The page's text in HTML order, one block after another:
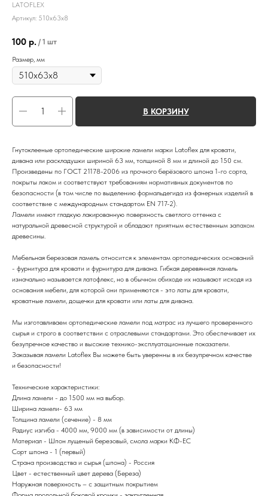
LATOFLEX
Артикул: 510х63х8
100 р. / 1 шт
Размер, мм
В КОРЗИНУ
Гнутоклееные ортопедические широкие ламели марки Latoflex для кровати,
дивана или раскладушки шириной 63 мм, толщиной 8 мм и длиной до 150 см.
Произведены по ГОСТ 21178-2006 из прочного берёзового шпона 1-го сорта,
покрыты лаком и соответствуют требованиям нормативных документов по
безопасности (в том числе по выделению формальдегида из фанерных изделий в
соответствие с международным стандартом EN 717-2).
Ламели имеют гладкую лакированную поверхность светлого оттенка с
натуральной древесной структурой и обладают приятным естественным запахом
древесины.
Мебельная березовая ламель относится к элементам ортопедических оснований
- фурнитура для кровати и фурнитура для дивана. Гибкая деревянная ламель
изначально называется латофлекс, но в обычном обиходе их называют исходя из
основания мебели, для которой они применяются - это латы для кровати,
кроватные ламели, дощечки для кровати или латы для дивана.
Мы изготавливаем ортопедические ламели под матрас из лучшего проверенного
сырья и строго в соответствии с отраслевыми стандартами. Это обеспечивает их
безупречное качество и высокие технико-эксплуатационные показатели.
Заказывая ламели Latoflex Вы можете быть уверенны в их безупречном качестве
и безопасности!
Технические характеристики:
Длина ламели - до 1500 мм на выбор.
Ширина ламели- 63 мм
Толщина ламели (сечение) - 8 мм
Радиус изгиба - 4000 мм, 9000 мм (в зависимости от длины)
Материал - Шпон лущеный березовый, смола марки КФ-ЕС
Сорт шпона - 1 (первый)
Страна производства и сырья (шпона) - Россия
Цвет - естественный цвет дерева (Береза)
Наружная поверхность – с защитным покрытием